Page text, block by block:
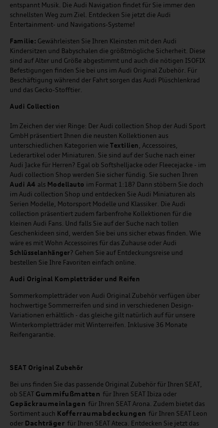
entspannt Musik. Die Audi Navigation findet für Sie immer den
schnellsten Weg zum Ziel. Entdecken Sie jetzt die Audi
Entertainment- und Navigations-Systeme!
Familie: Gewährleisten Sie Ihren Kleinsten mit den Audi
Kindersitzen und Babyschalen die größtmögliche Sicherheit. Diese
sind auf Alter und Größe abgestimmt und auch die nötigen ISOFIX
Befestigungen finden Sie bei uns im Audi Original Zubehör. Für
Beschäftigung während der Fahrt sorgen das Audi Plüschlenkrad
und das Gecko-Stofftier.
Audi Collection
Im Zeichen der vier Ringe: Der Audi collection Shop der Audi Sport
GmbH präsentiert Ihnen die neusten Kollektionen aus
unterschiedlichen Kategorien wie Textilien, Accessoires,
Lederartikel oder Miniaturen. Sie sind auf der Suche nach einer
Audi Jacke für Herren? Egal ob Softshelljacke oder Fleecejacke - im
Audi collection Shop werden Sie sicher fündig. Sie suchen Ihren
Audi A4 als Modellauto im Format 1:18? Dann stöbern Sie doch
im Audi collection Shop und entdecken Sie Audi Miniaturen als
Serien Modelle, Motorsport Modelle und Klassiker. Die Audi
collection präsentiert zudem farbenfrohe Kollektionen für die
kleinen Audi Fans. Und falls Sie auf der Suche nach tollen
Geschenkideen sind, werden Sie bei uns sicher etwas finden. Wie
wäre es mit Wohn Accessoires für das Zuhause oder Audi
Schlüsselanhänger? Gehen Sie auf Entdeckungsreise und
bestellen Sie Ihre Favoriten einfach online.
Audi Original Kompletträder und Reifen
Sommerkompletträder von Audi Original Zubehör verfügen über
hochwertige Sommerreifen und sind in verschiedenen Design-
Variationen erhältlich - das gleiche gilt natürlich auf für unsere
Winterkompletträder mit Winterreifen. Inklusive 36 Monate
Reifengarantie.
SEAT Original Zubehör
Bei uns finden Sie das passende Original Zubehör für Ihren SEAT,
ob SEAT Gummifußmatten für Ihren SEAT Ibiza oder
Gepäckraumeinlagen für Ihren SEAT Arona. Zudem bietet das
Sortiment auch Kofferraumabdeckungen für Ihren SEAT Leon
oder Dachträger für Ihren SEAT Ateca. Entdecken Sie jetzt das